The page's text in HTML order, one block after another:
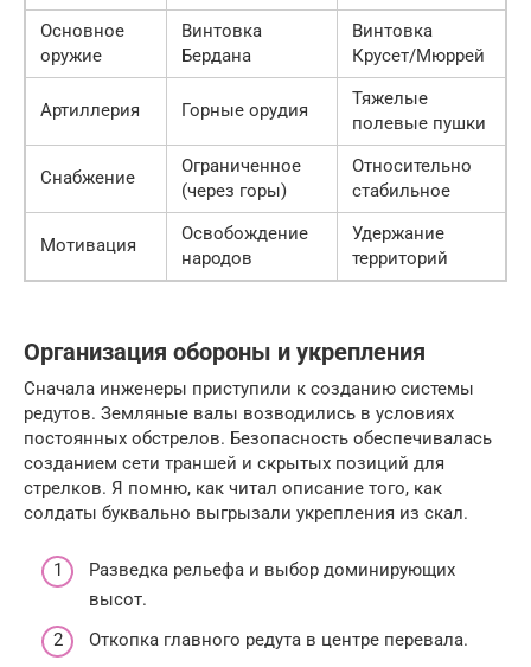
Основное
оружие
Винтовка
Бердана
Винтовка
Крусет/Мюррей
Артиллерия Горные орудия
Тяжелые
полевые пушки
Снабжение
Ограниченное
(через горы)
Относительно
стабильное
Мотивация
Освобождение
народов
Удержание
территорий
Организация обороны и укрепления
Сначала инженеры приступили к созданию системы
редутов. Земляные валы возводились в условиях
постоянных обстрелов. Безопасность обеспечивалась
созданием сети траншей и скрытых позиций для
стрелков. Я помню, как читал описание того, как
солдаты буквально выгрызали укрепления из скал.
Разведка рельефа и выбор доминирующих
высот.
Откопка главного редута в центре перевала.